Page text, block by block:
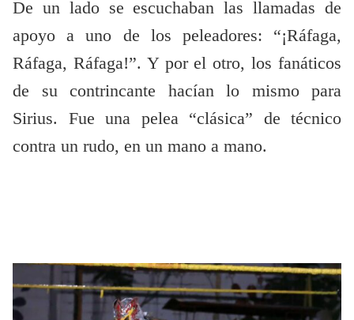
De un lado se escuchaban las llamadas de
apoyo a uno de los peleadores: “¡Ráfaga,
Ráfaga, Ráfaga!”. Y por el otro, los fanáticos
de su contrincante hacían lo mismo para
Sirius. Fue una pelea “clásica” de técnico
contra un rudo, en un mano a mano.